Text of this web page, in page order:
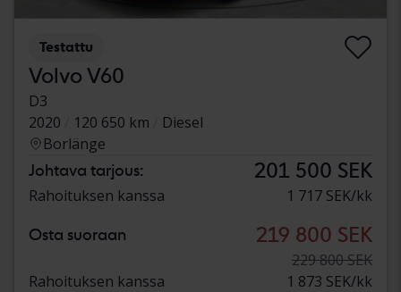
Testattu
Volvo V60
D3
2020
120 650 km
Diesel
Borlänge
Johtava tarjous: 201 500 SEK
Rahoituksen kanssa 1 717 SEK/kk
Osta suoraan 219 800 SEK
229 800 SEK
Rahoituksen kanssa
1 873 SEK/kk